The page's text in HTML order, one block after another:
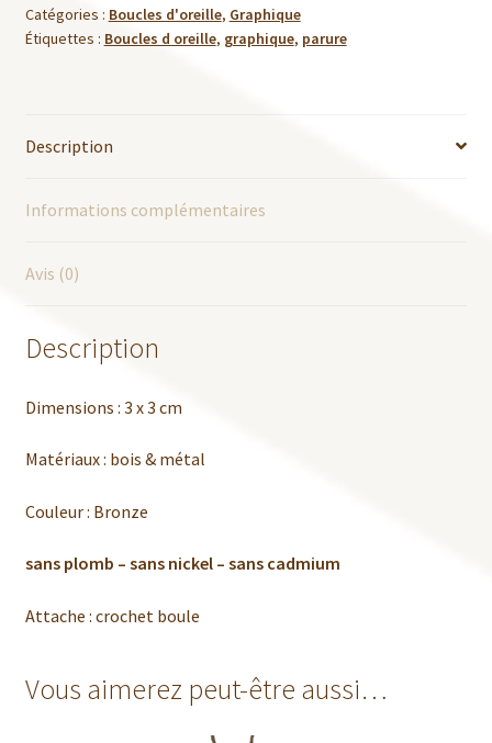
Iris
Catégories : Boucles d'oreille, Graphique
Étiquettes : Boucles d oreille, graphique, parure
Description
Informations complémentaires
Avis (0)
Description
Dimensions : 3 x 3 cm
Matériaux : bois & métal
Couleur : Bronze
sans plomb – sans nickel – sans cadmium
Attache : crochet boule
Vous aimerez peut-être aussi…